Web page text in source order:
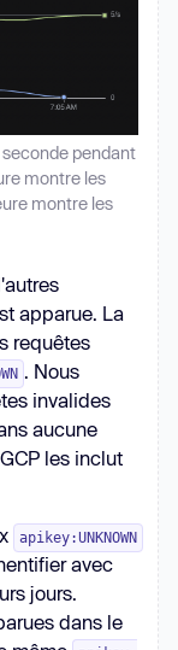
pendant
montre les
montre les
apparue. La
requêtes
. Nous
invalides
aucune
les inclut
apikey:UNKNOWN
avec
jours.
dans le